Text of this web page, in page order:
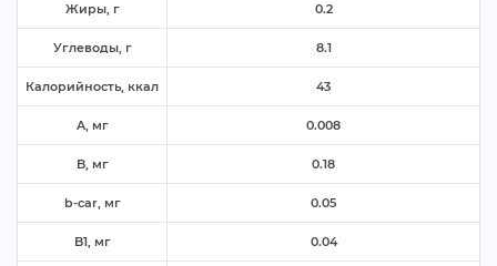
Жиры, 0.2
Углеводы, 8.1
Калорийность, ккал 43
A, м 0.008
B, м 0.18
b-car, м 0.05
B1, м 0.04